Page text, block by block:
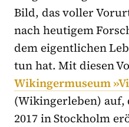
Bild, das voller
nach heutigem
dem eigentlichen
tun hat. Mit diesen
Wikingermuseum
(Wikingerleben) auf,
2017 in Stockholm